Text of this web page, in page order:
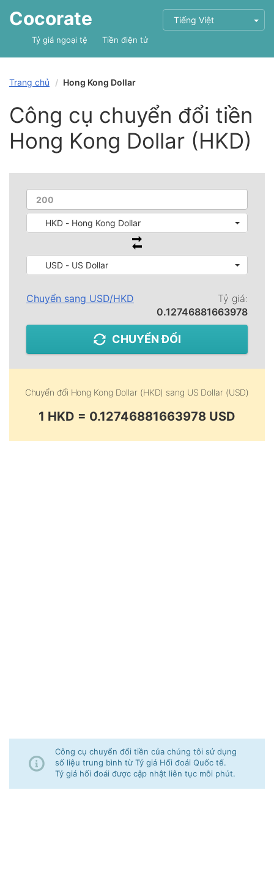
Cocorate Tiếng Việt
Tỷ giá ngoại tệ Tiền điện tử
Trang chủ Hong Kong Dollar
Công cụ chuyển đổi tiền
Hong Kong Dollar (HKD)
HKD - Hong Kong Dollar
USD - US Dollar
Chuyển sang USD/HKD
Tỷ giá:
0.12746881663978
CHUYỂN ĐỔI
Chuyển đổi Hong Kong Dollar (HKD) sang US Dollar (USD)
1 HKD = 0.12746881663978 USD
Công cụ chuyển đổi tiền của chúng tôi sử dụng
số liệu trung bình từ Tỷ giá Hối đoái Quốc tế.
Tỷ giá hối đoái được cập nhật liên tục mỗi phút.